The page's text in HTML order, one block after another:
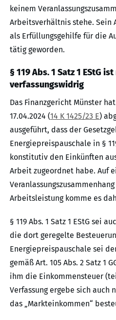
keinem
Arbeitsverhältnis stehe.
als Erfüllungsgehilfe für die
tätig geworden.
§ 119 Abs. 1 Satz 1 EStG
verfassungswidrig
Das Finanzgericht Münster
17.04.2024 (14 K 1425/23 E)
ausgeführt, dass der
Energiepreispauschale in §
konstitutiv den Einkünften
Arbeit zugeordnet habe. Auf
Arbeitsleistung komme es
§ 119 Abs. 1 Satz 1 EStG sei
die dort geregelte
Energiepreispauschale sei
gemäß Art. 105 Abs. 2 Satz 1
ihm die Einkommensteuer
Verfassung ergebe sich auch
das „Markteinkommen“